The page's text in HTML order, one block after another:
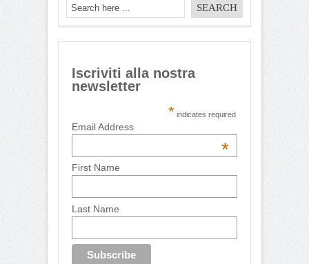
Iscriviti alla nostra
newsletter
* indicates required
Email Address
*
First Name
Last Name